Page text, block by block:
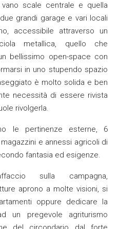
scale centrale e quella
grandi garage e vari locali
accessibile attraverso un
metallica, quello che
bellissimo open-space con
in uno stupendo spazio
è molto solida e ben
necessità di essere rivista
rivolgerla.
le pertinenze esterne, 6
e annessi agricoli di
fantasia ed esigenze.
sulla campagna,
aprono a molte visioni, si
oppure dedicare la
un pregevole agriturismo